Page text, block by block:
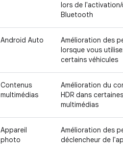
lors de
Bluetooth
Android Auto
Amélioration des
lorsque vous
certains véhicules
Contenus
multimédias
Amélioration du
HDR dans
multimédias
Appareil
photo
Amélioration des
déclencheur de